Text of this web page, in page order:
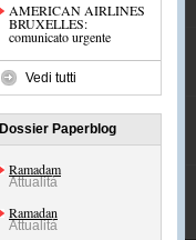
AMERICAN AIRLINES
BRUXELLES:
comunicato urgente
Vedi tutti
Dossier Paperblog
Ramadam
Attualità
Ramadan
Attualità